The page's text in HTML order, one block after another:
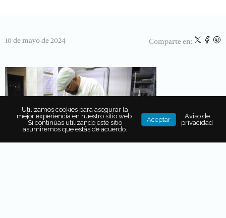
10 de mayo de 2024 Comparte en:
Utilizamos cookies para asegurar la
mejor experiencia en nuestro sitio web.
Si continúas utilizando este sitio
asumiremos que estás de acuerdo.
Aceptar
Aviso de
privacidad